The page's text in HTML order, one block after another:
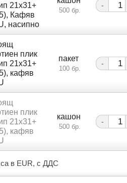
21х31+
Кафяв
насипно
500 бр.
-
плик
21х31+
кафяв
пакет
100 бр.
-
плик
21х31+
кафяв
кашон
500 бр.
-
в EUR, с ДДС